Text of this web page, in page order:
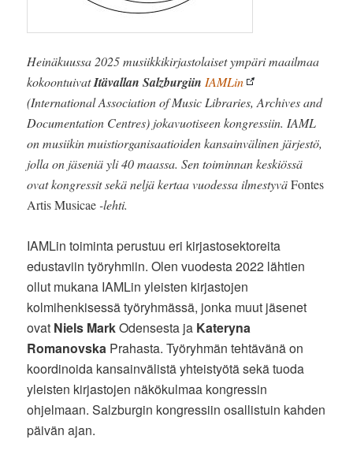
Heinäkuussa 2025 musiikkikirjastolaiset ympäri maailmaa
kokoontuivatItävallan Salzburgiin IAMLin
(International Association of Music Libraries, Archives and
Documentation Centres) jokavuotiseen kongressiin. IAML
on musiikin muistiorganisaatioiden kansainvälinen järjestö,
jolla on jäseniä yli 40 maassa. Sen toiminnan keskiössä
ovat kongressit sekä neljä kertaa vuodessa ilmestyväFontes
Artis Musicae -lehti.
IAMLin toiminta perustuu eri kirjastosektoreita
edustaviin työryhmiin. Olen vuodesta 2022 lähtien
ollut mukana IAMLin yleisten kirjastojen
kolmihenkisessä työryhmässä, jonka muut jäsenet
ovat Niels MarkOdensesta ja Kateryna
Romanovska Prahasta. Työryhmän tehtävänä on
koordinoida kansainvälistä yhteistyötä sekä tuoda
yleisten kirjastojen näkökulmaa kongressin
ohjelmaan. Salzburgin kongressiin osallistuin kahden
päivän ajan.